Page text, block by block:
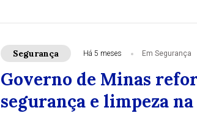
Segurança Há 5 meses Em Segurança
Governo de Minas
segurança e limpeza